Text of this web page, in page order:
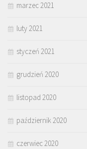
marzec 2021
luty 2021
styczeń 2021
grudzień 2020
listopad 2020
październik 2020
czerwiec 2020